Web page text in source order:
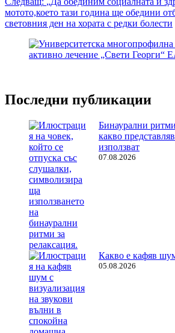
мотото,което тази година ще обедини
световния ден на хората с редки болести
Последни публикации
Бинаурални
какво
използват
07.08.2026
Какво е кафяв
05.08.2026